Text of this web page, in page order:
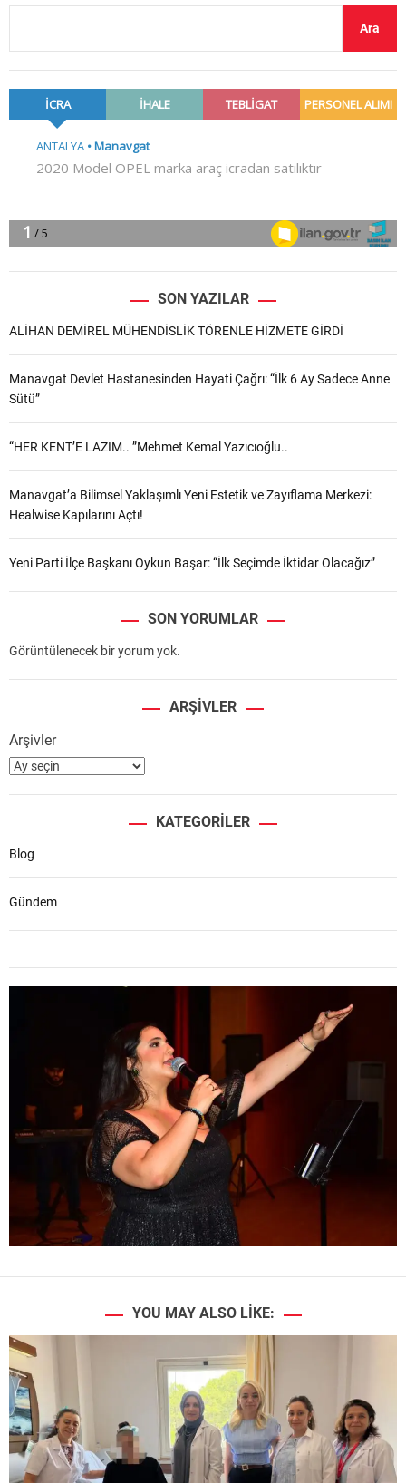
Ara
SON YAZILAR
ALİHAN DEMİREL MÜHENDİSLİK TÖRENLE HİZMETE GİRDİ
Manavgat Devlet Hastanesinden Hayati Çağrı: “İlk 6 Ay Sadece Anne
Sütü”
“HER KENT’E LAZIM.. ”Mehmet Kemal Yazıcıoğlu..
Manavgat’a Bilimsel Yaklaşımlı Yeni Estetik ve Zayıflama Merkezi:
Healwise Kapılarını Açtı!
Yeni Parti İlçe Başkanı Oykun Başar: “İlk Seçimde İktidar Olacağız”
SON YORUMLAR
Görüntülenecek bir yorum yok.
ARŞIVLER
Arşivler
KATEGORILER
Blog
Gündem
YOU MAY ALSO LIKE: